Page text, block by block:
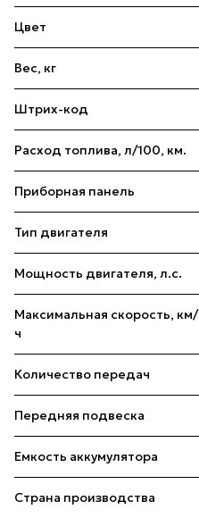
Цвет
Вес, кг
Штрих-код
Расход топлива, л/100, км.
Приборная панель
Тип двигателя
Мощность двигателя, л.с.
Максимальная скорость, км/
ч
Количество передач
Передняя подвеска
Емкость аккумулятора
Страна производства